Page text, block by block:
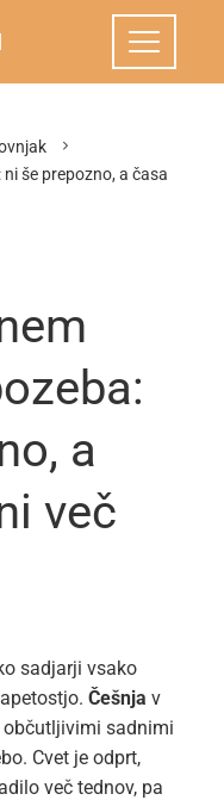
še prepozno, a časa
a
več
sadjarji vsako
Češnja v
občutljivimi sadnimi
Cvet je odprt,
več tednov, pa